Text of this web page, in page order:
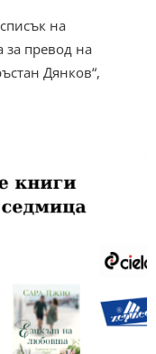
на
за превод на
Дянков“,